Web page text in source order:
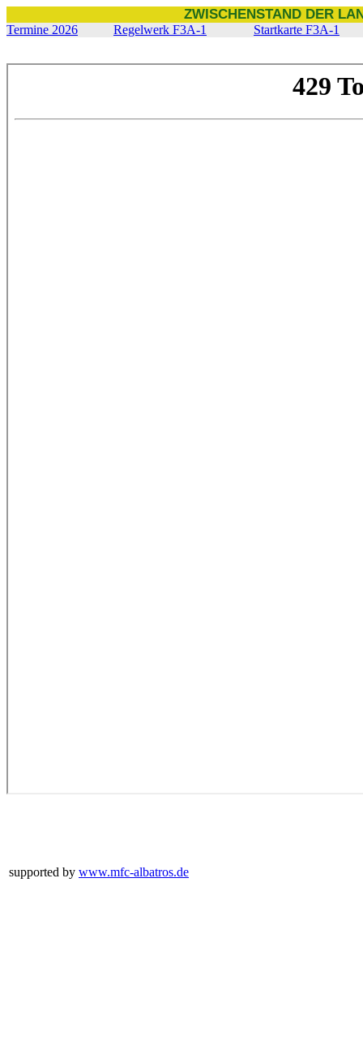
ZWISCHENSTAND DER
Termine 2026 Regelwerk F3A-1 Startkarte F3A-1
supported by www.mfc-albatros.de